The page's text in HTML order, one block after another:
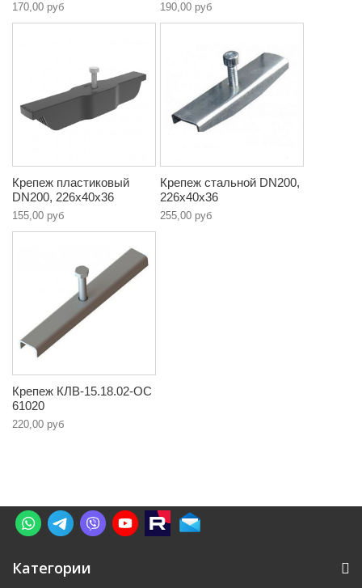
170,00 руб 190,00 руб
Крепеж пластиковый
DN200, 226х40х36
155,00 руб
Крепеж стальной DN200,
226х40х36
255,00 руб
Крепеж КЛВ-15.18.02-ОС
61020
220,00 руб
Категории